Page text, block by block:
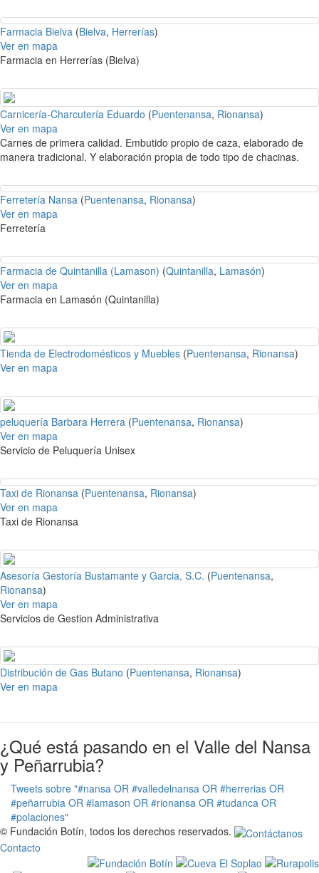
Farmacia Bielva (Bielva, Herrerías)
Ver en mapa
Farmacia en Herrerías (Bielva)
Carnicería-Charcutería Eduardo (Puentenansa, Rionansa)
Ver en mapa
Carnes de primera calidad. Embutido propio de caza, elaborado de
manera tradicional. Y elaboración propia de todo tipo de chacinas.
Ferretería Nansa (Puentenansa, Rionansa)
Ver en mapa
Ferretería
Farmacia de Quintanilla (Lamason) (Quintanilla, Lamasón)
Ver en mapa
Farmacia en Lamasón (Quintanilla)
Tienda de Electrodomésticos y Muebles (Puentenansa, Rionansa)
Ver en mapa
peluquería Barbara Herrera (Puentenansa, Rionansa)
Ver en mapa
Servicio de Peluquería Unisex
Taxi de Rionansa (Puentenansa, Rionansa)
Ver en mapa
Taxi de Rionansa
Asesoría Gestoría Bustamante y Garcia, S.C. (Puentenansa,
Rionansa)
Ver en mapa
Servicios de Gestion Administrativa
Distribución de Gas Butano (Puentenansa, Rionansa)
Ver en mapa
¿Qué está pasando en el Valle del Nansa
y Peñarrubia?
Tweets sobre "#nansa OR #valledelnansa OR #herrerias OR
#peñarrubia OR #lamason OR #rionansa OR #tudanca OR
#polaciones"
© Fundación Botín, todos los derechos reservados.
Contacto